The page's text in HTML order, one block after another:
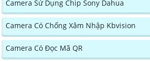
Camera Sử Dụng Chip Sony Dahua
Camera Có Chống Xâm Nhập Kbvision
Camera Có Đọc Mã QR